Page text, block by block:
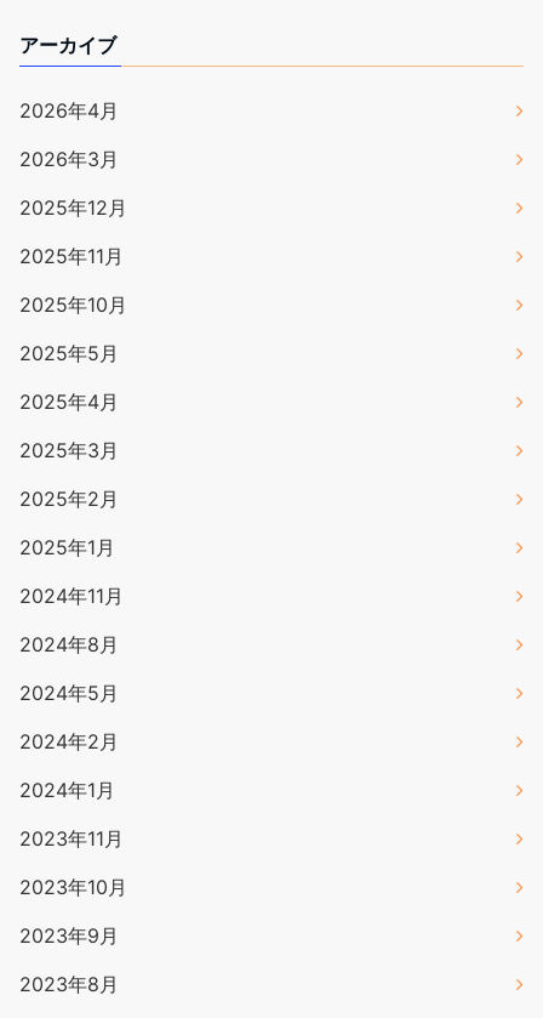
アーカイブ
2026年4月
2026年3月
2025年12月
2025年11月
2025年10月
2025年5月
2025年4月
2025年3月
2025年2月
2025年1月
2024年11月
2024年8月
2024年5月
2024年2月
2024年1月
2023年11月
2023年10月
2023年9月
2023年8月